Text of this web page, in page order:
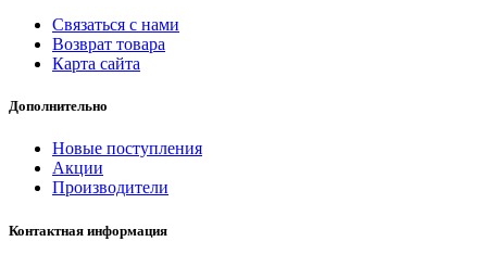
Связаться с нами
Возврат товара
Карта сайта
Дополнительно
Новые поступления
Акции
Производители
Контактная информация